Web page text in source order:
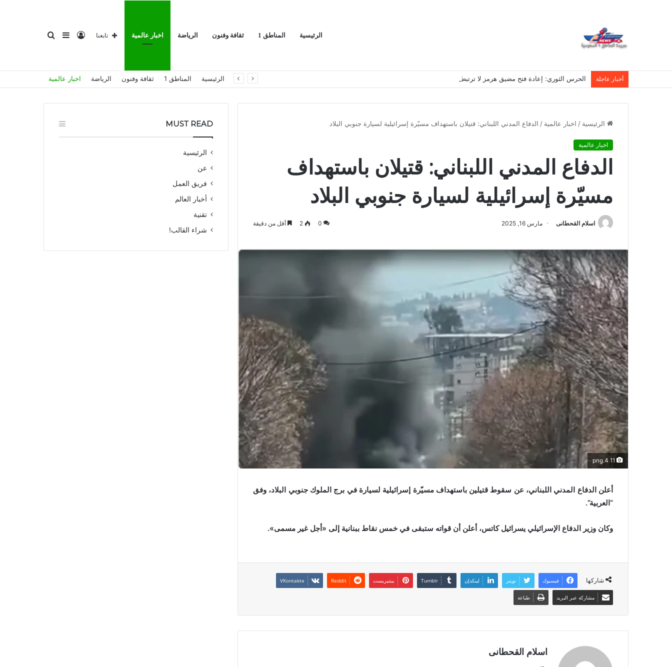
الرئيسية المناطق 1 ثقافة وفنون الرياضة اخبار عالمية
عن
إضافة
عمود
تسجيل
الدخول
تابعنا
أخبار عاجلة الحرس الثوري: إعادة فتح مضيق هرمز لا ترتبط بمفاوضات إيران وسلطنة عُمان الرئيسية المناطق 1 ثقافة وفنون الرياضة اخبار عالمية
الرئيسية / اخبار عالمية / الدفاع المدني اللبناني: قتيلان باستهداف مسيّرة إسرائيلية لسيارة جنوبي البلاد
اخبار عالمية
الدفاع المدني اللبناني: قتيلان باستهداف
مسيّرة إسرائيلية لسيارة جنوبي البلاد
اسلام القحطانى مارس 16, 2025 0
2 أقل من دقيقة
أعلن الدفاع المدني اللبناني، عن سقوط قتيلين باستهداف مسيّرة إسرائيلية لسيارة في برج الملوك جنوبي البلاد، وفق
“العربية”.
وكان وزير الدفاع الإسرائيلي يسرائيل كاتس، أعلن أن قواته ستبقى في خمس نقاط ببنانية إلى «أجل غير مسمى».
شاركها فيسبوك تويتر لينكدإن بينتيريست
مشاركة عبر البريد طباعة
اسلام القحطانى
MUST READ
الرئيسية
عن
فريق العمل
أخبار العالم
تقنية
شراء القالب!